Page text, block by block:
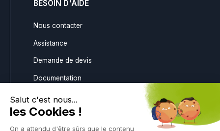
BESOIN D'AIDE
Nous contacter
Assistance
Demande de devis
Documentation
Téléchargements
Gestion des avoirs